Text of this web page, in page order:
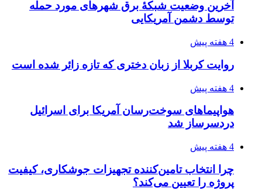
آخرین وضعیت شبکۀ برق شهرهای مورد حمله
توسط دشمن آمریکایی
4 هفته پیش
روایت کربلا از زبان دختری که تازه زائر شده است
4 هفته پیش
هواپیماهای سوخت‌رسان آمریکا برای اسرائیل
دردسرساز شد
4 هفته پیش
چرا انتخاب تامین‌کننده تجهیزات جوشکاری، کیفیت
پروژه را تعیین می‌کند؟